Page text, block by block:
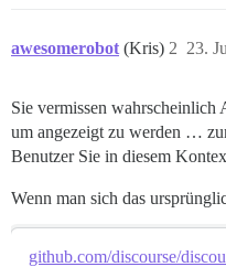
awesomerobot (Kris) 23.
2
Sie vermissen wahrscheinlich
um angezeigt zu werden …
Benutzer Sie in diesem
Wenn man sich das
github.com/discourse/